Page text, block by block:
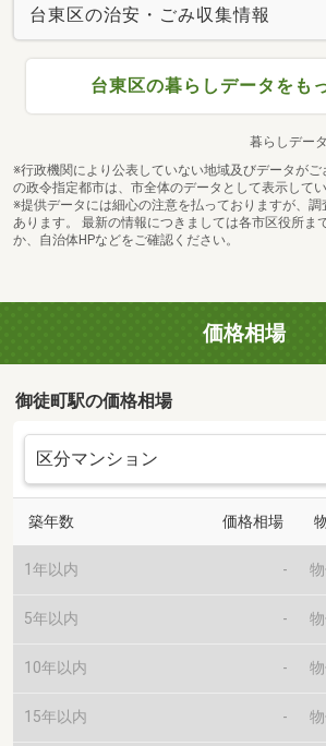
台東区の治安・ごみ収集情報
台東区の暮らしデータをも
暮らしデー
※行政機関により公表していない地域及びデータが
の政令指定都市は、市全体のデータとして表示してい
※提供データには細心の注意を払っておりますが、
あります。 最新の情報につきましては各市区役所ま
か、自治体HPなどをご確認ください。
価格相場
御徒町駅の価格相場
築年数 価格相場
1年以内 -
5年以内 -
10年以内 -
15年以内 -